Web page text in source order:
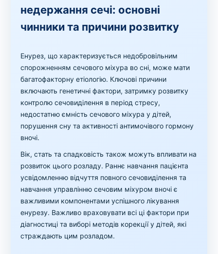
недержання сечі: основні
чинники та причини розвитку
Енурез, що характеризується недобровільним
спорожненням сечового міхура во сні, може мати
багатофакторну етіологію. Ключові причини
включають генетичні фактори, затримку розвитку
контролю сечовиділення в період стресу,
недостатню ємність сечового міхура у дітей,
порушення сну та активності антимочівого гормону
вночі.
Вік, стать та спадковість також можуть впливати на
розвиток цього розладу. Раннє навчання пацієнта
усвідомленню відчуття повного сечовиділення та
навчання управлінню сечовим міхуром вночі є
важливими компонентами успішного лікування
енурезу. Важливо враховувати всі ці фактори при
діагностиці та виборі методів корекції у дітей, які
страждають цим розладом.